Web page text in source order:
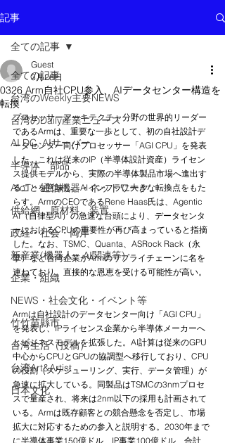
記事
全ての記事
台湾のWeekly主要NEWS
台湾のDaily産業ニュース
AI DC, AIサーバー
半導体 部品
AIoT・通信機器・ネットワーク
供給網 原材料 装置
政経・社会・両岸
新産業(機器人、AI関連等)
企業・組織
NEWS・社会文化・イベント等
竹竹苗縣市
台湾生活（投稿）
台湾Art&Artist
日本文化
全ての記事
0326 Arm自社CPU参入、AIデータセンター構造を
転換
Guest
3月26日
プロセッサーアーキテクチャ分野の世界的リーダー
であるArmは、重要な一歩として、初の自社設計デ
ータセンター向けプロセッサー「AGI CPU」を発表
した。これは従来のIP（半導体設計資産）ライセン
ス提供モデルから、実際の半導体製品市場へ進出す
ることを意味し、AIインフラに大きな転換点をもた
らす。ArmのCEOであるRene Haas氏は、Agentic
AI（自律型AI）の急速な台頭により、データセンタ
ーにおけるCPUの重要性が再び高まっていると指摘
した。なお、TSMC、Quanta、ASRock Rack（永
擎）など台湾企業がArmのサプライチェーンに名を
連ねており、直接的な恩恵を受ける可能性が高い。
Armは自社設計のデータセンター向け「AGI CPU」
を発表し、IPライセンス企業から半導体メーカーへ
とビジネスモデルを拡張した。AI計算は従来のGPU
中心からCPUとGPUの協調型へ移行しており、CPU
の役割（スケジューリング、実行、データ管理）が
急速に拡大している。同製品はTSMCの3nmプロセ
スで量産され、将来は2nm以下の採用も計画されて
いる。Armは既存顧客との競合懸念を否定し、市場
拡大に対応するための参入と説明する。2030年まで
に半導体事業150億ドル、IP事業100億ドル、合計